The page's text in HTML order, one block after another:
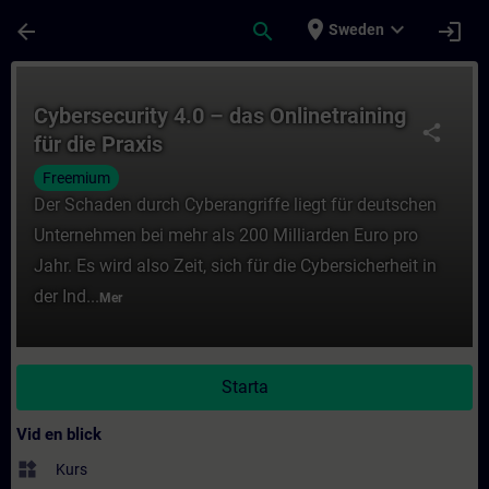
arrow_back search place Sweden expand_more login
share
Cybersecurity 4.0 – das Onlinetraining
für die Praxis
Freemium
Der Schaden durch Cyberangriffe liegt für deutschen
Unternehmen bei mehr als 200 Milliarden Euro pro
Jahr. Es wird also Zeit, sich für die Cybersicherheit in
der Ind... Mer
Starta
Vid en blick
widgets Kurs